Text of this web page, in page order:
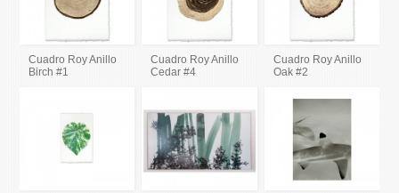
Cuadro Roy Anillo
Birch #1
Cuadro Roy Anillo
Cedar #4
Cuadro Roy Anillo
Oak #2